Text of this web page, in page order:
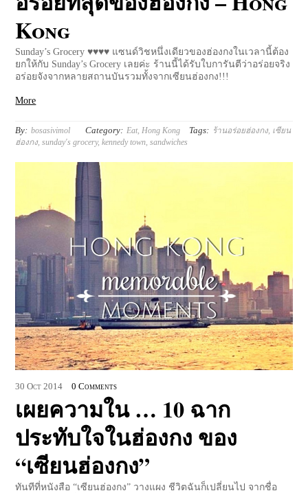
Kong
Sunday’s Grocery ♥♥♥♥ แซนด์วิชหนึ่งเดียวของฮ่องกงในเวลานี้ต้อง
ยกให้กับ Sunday’s Grocery เลยค่ะ ร้านนี้ได้รับใบการันตีว่าอร่อยจริง
อร่อยจังจากหลายสถานบันรวมทั้งจากเซียนฮ่องกง!!!
More
By: bosasivimol Category: Eat,Hong Kong Tags: ร้านอร่อยฮ่องกง, เซียน
ฮ่องกง,sunday's grocery,kennedy town,sandwiches
30 Oct 2014 0 Comments
เผยความใน … 10 ฉาก
ประทับใจในฮ่องกง ของ
“เซียนฮ่องกง”
ทันทีที่หนังสือ “เซียนฮ่องกง” วางแผง ชีวิตฉันก็เปลี่ยนไป จากชื่อ